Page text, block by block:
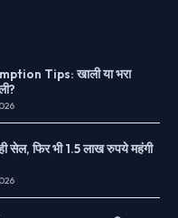
Tips: खाली या भरा
सेल, फिर भी 1.5 लाख रुपये महंगी